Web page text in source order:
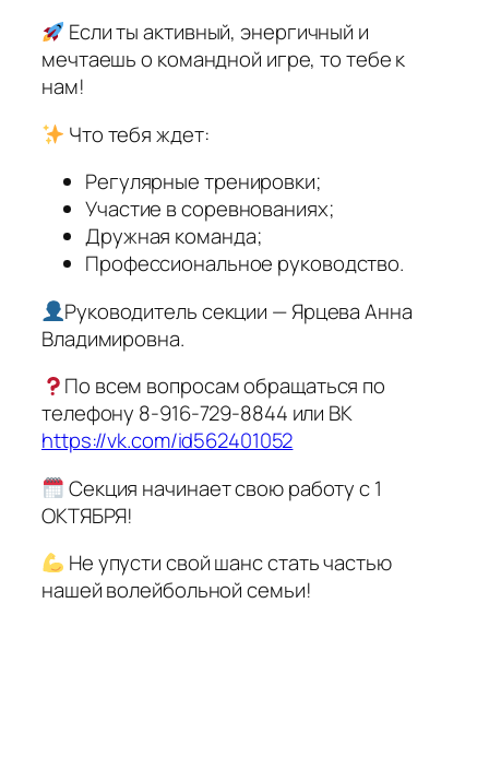
Если ты активный, энергичный и
мечтаешь о командной игре, то тебе к
нам!
Что тебя ждет:
Регулярные тренировки;
Участие в соревнованиях;
Дружная команда;
Профессиональное руководство.
Руководитель секции — Ярцева Анна
Владимировна.
По всем вопросам обращаться по
телефону 8-916-729-8844 или ВК
https://vk.com/id562401052
Секция начинает свою работу с 1
ОКТЯБРЯ!
Не упусти свой шанс стать частью
нашей волейбольной семьи!